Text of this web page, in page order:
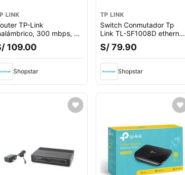
LINK
TP-Link
300 mbps, 2
109.00
Shopstar
TP LINK
Switch Conmutador Tp
Link TL-SF1008D ethernet,
10/100 mbps , 8 puertos
LAN, plug and play
S/ 79.90
Shopstar